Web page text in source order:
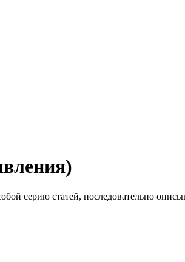
серию статей, последовательно